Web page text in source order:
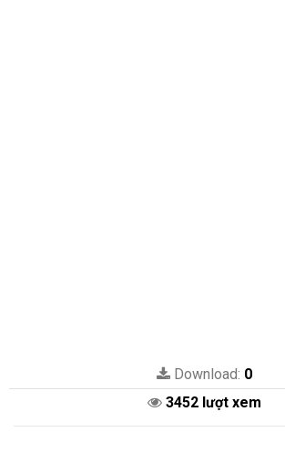
Download: 0
3452 lượt xem